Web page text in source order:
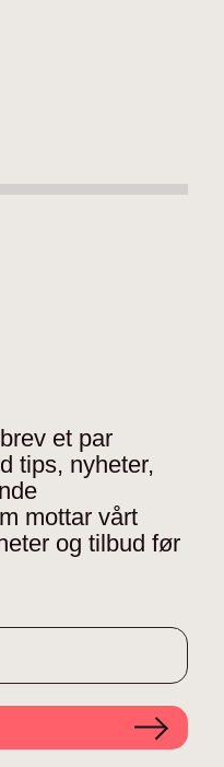
et par
tips, nyheter,
mottar vårt
og tilbud før